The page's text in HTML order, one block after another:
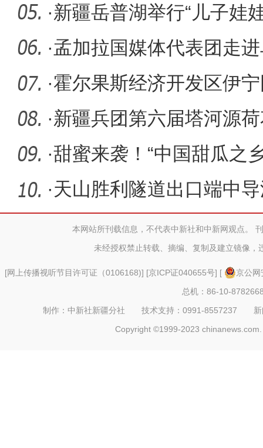
·新疆岳普湖举行“儿子娃
西）
·孟加拉国媒体代表团走
中很不一
·霍尔果斯经济开发区伊
业总产值
·新疆兵团第六届塔河源
·甜蜜来袭！“中国甜瓜之
化旅
·天山胜利隧道出口端中
本网站所刊载信息，不代表中新社和中新网观点。
未经授权禁止转载、摘编、复制及建立镜像，
[网上传播视听节目许可证（0106168)] [京ICP证040655号] [
京公
总机：86-10-
制作：中新社新疆分社 技术支持：0991-8557237
Copyright ©1999-2023